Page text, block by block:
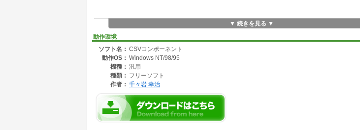
▼ 続きを見る ▼
動作環境
ソフト名： CSVコンポーネント
動作OS： Windows NT/98/95
機種： 汎用
種類： フリーソフト
作者： 千々岩 幸治